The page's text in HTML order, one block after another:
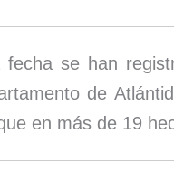
fecha se han
de
en más de 19